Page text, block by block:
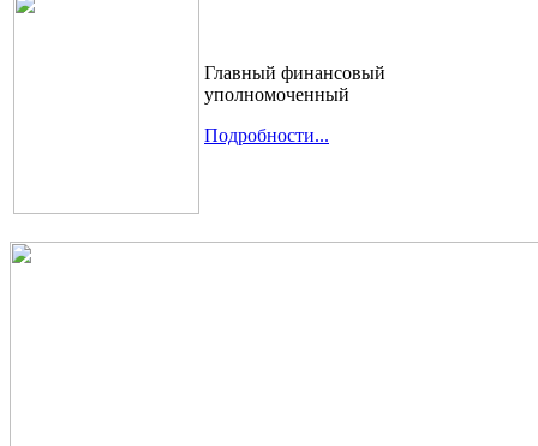
Главный финансовый
уполномоченный
Подробности...